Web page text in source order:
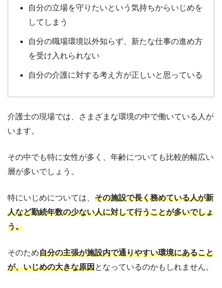
自分の立場を守りたいという気持ちからいじめを
してしまう
自分の職場環境以外知らず、新たな仕事の進め方
を受け入れられない
自分の介護に対する考え方が正しいと思っている
介護士の現場では、さまざまな環境の中で働いている人が
います。
その中でも特に女性が多く、年齢についても比較的幅広い
層が多いでしょう。
特にいじめについては、 その施設で長く務めている人が新
人など勤続年数の少ない人に対して行うことが多いでしょ
う。
そのため自分の主張が施設内で通りやすい環境にあること
が、いじめの大きな原因となっているのかもしれません。